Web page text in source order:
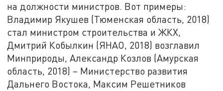
на должности министров. Вот примеры:
Владимир Якушев (Тюменская область, 2018)
стал министром строительства и ЖКХ,
Дмитрий Кобылкин (ЯНАО, 2018) возглавил
Минприроды, Александр Козлов (Амурская
область, 2018) – Министерство развития
Дальнего Востока, Максим Решетников